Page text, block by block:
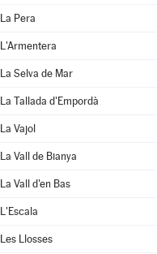
La Pera
L'Armentera
La Selva de Mar
La Tallada d'Empordà
La Vajol
La Vall de Bianya
La Vall d'en Bas
L'Escala
Les Llosses